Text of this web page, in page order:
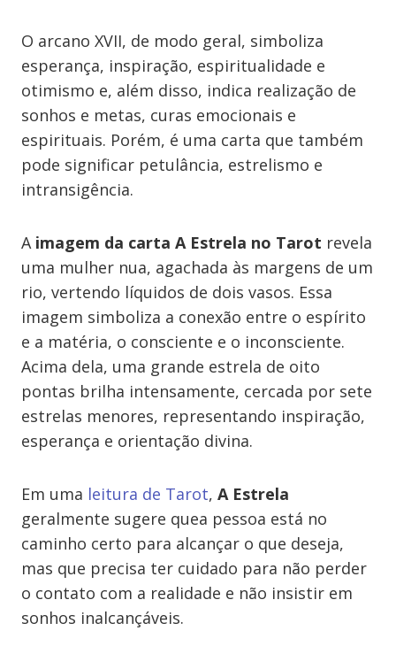
O arcano XVII, de modo geral, simboliza
esperança, inspiração, espiritualidade e
otimismo e, além disso, indica realização de
sonhos e metas, curas emocionais e
espirituais. Porém, é uma carta que também
pode significar petulância, estrelismo e
intransigência.
A imagem da carta A Estrela no Tarot revela
uma mulher nua, agachada às margens de um
rio, vertendo líquidos de dois vasos. Essa
imagem simboliza a conexão entre o espírito
e a matéria, o consciente e o inconsciente.
Acima dela, uma grande estrela de oito
pontas brilha intensamente, cercada por sete
estrelas menores, representando inspiração,
esperança e orientação divina.
Em uma leitura de Tarot, A Estrela
geralmente sugere quea pessoa está no
caminho certo para alcançar o que deseja,
mas que precisa ter cuidado para não perder
o contato com a realidade e não insistir em
sonhos inalcançáveis.